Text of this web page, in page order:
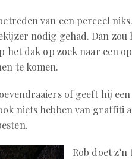
van een perceel
nodig gehad. Dan zou
dak op zoek naar een
te komen.
of geeft hij
niets hebben van graffiti
Rob doet